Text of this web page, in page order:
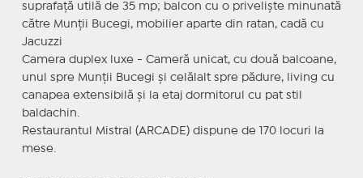
suprafață utilă de 35 mp; balcon cu o priveliște minunată
către Munții Bucegi, mobilier aparte din ratan, cadă cu
Jacuzzi
Camera duplex luxe - Cameră unicat, cu două balcoane,
unul spre Munții Bucegi și celălalt spre pădure, living cu
canapea extensibilă și la etaj dormitorul cu pat stil
baldachin.
Restaurantul Mistral (ARCADE) dispune de 170 locuri la
mese.